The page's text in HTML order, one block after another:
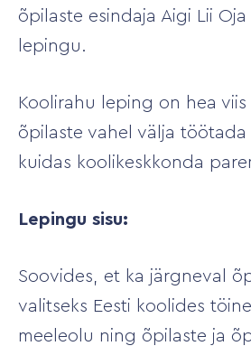
õpilaste esindaja Aigi Lii
lepingu.
Koolirahu leping on hea
õpilaste vahel välja
kuidas koolikeskkonda
Lepingu sisu:
Soovides, et ka järgneval
valitseks Eesti koolides
meeleolu ning õpilaste ja